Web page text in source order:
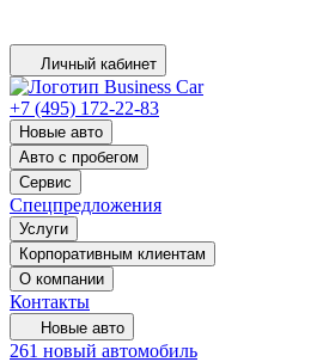
Личный кабинет
+7 (495) 172-22-83
Новые авто
Авто с пробегом
Сервис
Спецпредложения
Услуги
Корпоративным клиентам
О компании
Контакты
Новые авто
261 новый автомобиль